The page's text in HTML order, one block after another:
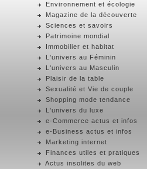
Environnement et écologie
Magazine de la découverte
Sciences et savoirs
Patrimoine mondial
Immobilier et habitat
L'univers au Féminin
L'univers au Masculin
Plaisir de la table
Sexualité et Vie de couple
Shopping mode tendance
L'univers du luxe
e-Commerce actus et infos
e-Business actus et infos
Marketing internet
Finances utiles et pratiques
Actus insolites du web